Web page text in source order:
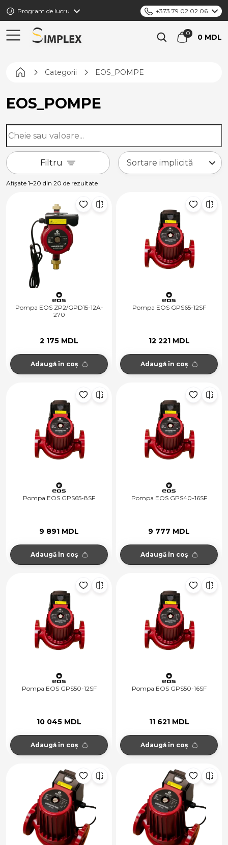
Program de lucru +373 79 02 02 06
0 MDL
Pagina principală
Categorii EOS_POMPE
EOS_POMPE
Filtru
Afișate 1–20 din 20 de rezultate
Pompa EOS ZP2/GPD15-12A-
270
2 175 MDL
Adaugă în coș
Pompa EOS GPS65-12SF
12 221 MDL
Adaugă în coș
Pompa EOS GPS65-8SF
9 891 MDL
Adaugă în coș
Pompa EOS GPS40-16SF
9 777 MDL
Adaugă în coș
Pompa EOS GPS50-12SF
10 045 MDL
Adaugă în coș
Pompa EOS GPS50-16SF
11 621 MDL
Adaugă în coș